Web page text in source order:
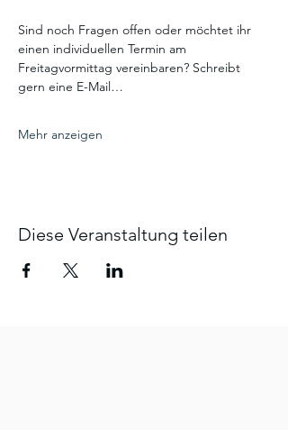
Sind noch Fragen offen oder möchtet ihr
einen individuellen Termin am
Freitagvormittag vereinbaren? Schreibt
gern eine E-Mail…
Mehr anzeigen
Diese Veranstaltung teilen